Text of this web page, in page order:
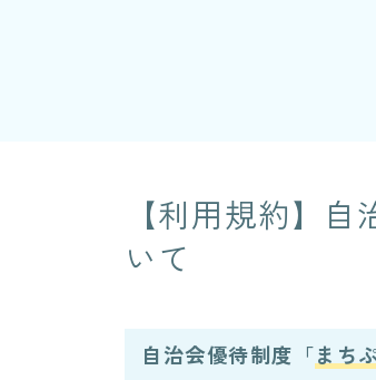
【利用規約】
いて
自治会優待制度「まち